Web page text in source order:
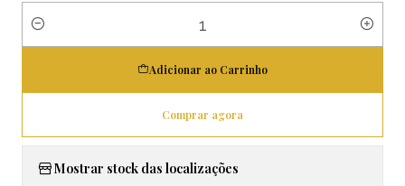
Quantidade
Adicionar ao Carrinho
Comprar agora
Mostrar stock das localizações